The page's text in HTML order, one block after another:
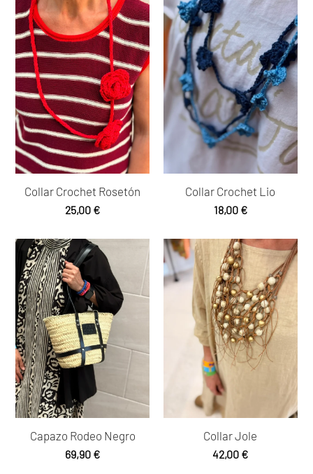
Collar Crochet Rosetón
25,00 €
Collar Crochet Lio
18,00 €
Capazo Rodeo Negro
69,90 €
Collar Jole
42,00 €